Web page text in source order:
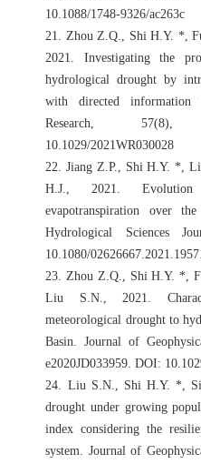
10.1088/1748-9326/ac263c
21. Zhou Z.Q., Shi H.Y. *,
2021. Investigating the
hydrological drought by
with directed information
Research, 57(8),
10.1029/2021WR030028
22.Jiang Z.P., Shi H.Y. *,
H.J., 2021. Evolution
evapotranspiration over
Hydrological Sciences
10.1080/
23. Zhou Z.Q., Shi H.Y. *,
Liu S.N., 2021.
meteorological drought to
Basin. Journal of
e2020JD033959. DOI:
24. Liu S.N., Shi H.Y. *,
drought under growing
index considering the
system. Journal of